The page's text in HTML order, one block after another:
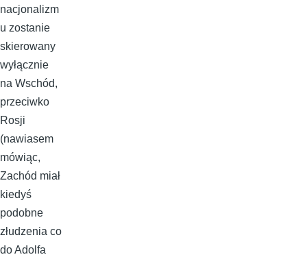
nacjonalizm
u zostanie
skierowany
wyłącznie
na Wschód,
przeciwko
Rosji
(nawiasem
mówiąc,
Zachód miał
kiedyś
podobne
złudzenia co
do Adolfa